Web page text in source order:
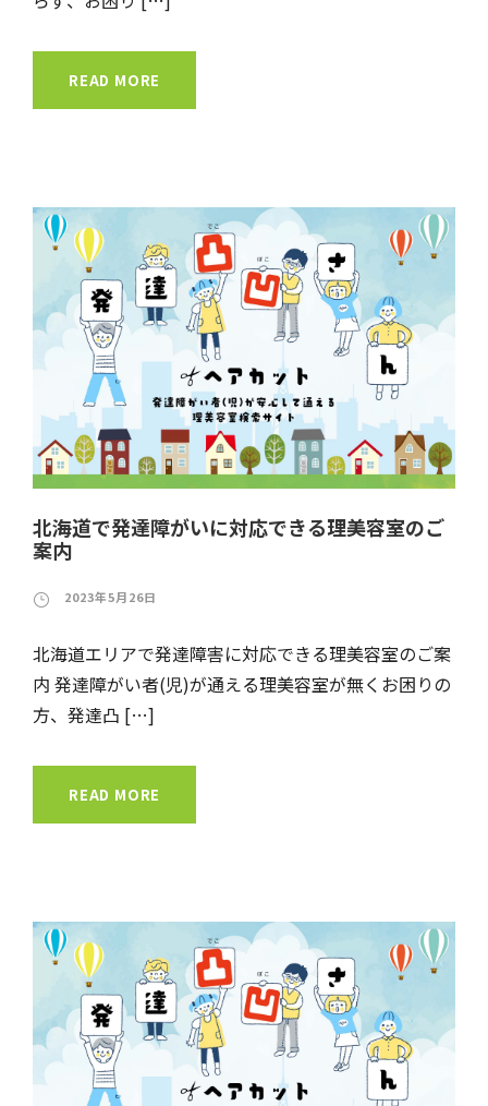
READ MORE
北海道で発達障がいに対応できる理美容室のご
案内
2023年5月26日
北海道エリアで発達障害に対応できる理美容室のご案
内 発達障がい者(児)が通える理美容室が無くお困りの
方、発達凸 […]
READ MORE